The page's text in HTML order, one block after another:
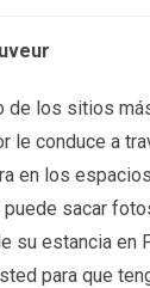
de los sitios
le conduce a
en los
sacar
su estancia en
para que